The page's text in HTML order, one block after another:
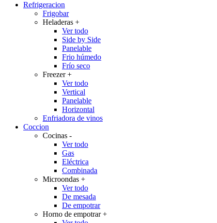
Refrigeracion
Frigobar
Heladeras +
Ver todo
Side by Side
Panelable
Frio húmedo
Frío seco
Freezer+
Ver todo
Vertical
Panelable
Horizontal
Enfriadora de vinos
Coccion
Cocinas -
Ver todo
Gas
Eléctrica
Combinada
Microondas +
Ver todo
De mesada
De empotrar
Horno de empotrar+